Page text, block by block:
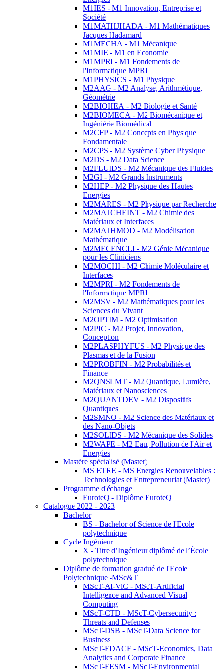
M1IES - M1 Innovation, Entreprise et
Société
M1MATHJHADA - M1 Mathématiques
Jacques Hadamard
M1MECHA - M1 Mécanique
M1MIE - M1 en Economie
M1MPRI - M1 Fondements de
l'Informatique MPRI
M1PHYSICS - M1 Physique
M2AAG - M2 Analyse, Arithmétique,
Géométrie
M2BIOHEA - M2 Biologie et Santé
M2BIOMECA - M2 Biomécanique et
Ingéniérie Biomédical
M2CFP - M2 Concepts en Physique
Fondamentale
M2CPS - M2 Système Cyber Physique
M2DS - M2 Data Science
M2FLUIDS - M2 Mécanique des Fluides
M2GI - M2 Grands Instruments
M2HEP - M2 Physique des Hautes
Energies
M2MARES - M2 Physique par Recherche
M2MATCHEINT - M2 Chimie des
Matériaux et Interfaces
M2MATHMOD - M2 Modélisation
Mathématique
M2MECENCLI - M2 Génie Mécanique
pour les Cliniciens
M2MOCHI - M2 Chimie Moléculaire et
Interfaces
M2MPRI - M2 Fondements de
l'Informatique MPRI
M2MSV - M2 Mathématiques pour les
Sciences du Vivant
M2OPTIM - M2 Optimisation
M2PIC - M2 Projet, Innovation,
Conception
M2PLASPHYFUS - M2 Physique des
Plasmas et de la Fusion
M2PROBFIN - M2 Probabilités et
Finance
M2QNSLMT - M2 Quantique, Lumière,
Matériaux et Nanosciences
M2QUANTDEV - M2 Dispositifs
Quantiques
M2SMNO - M2 Science des Matériaux et
des Nano-Objets
M2SOLIDS - M2 Mécanique des Solides
M2WAPE - M2 Eau, Pollution de l'Air et
Energies
Mastère spécialisé (Master)
MS ETRE - MS Energies Renouvelables :
Technologies et Entrepreneuriat (Master)
Programme d'échange
EuroteQ - Diplôme EuroteQ
Catalogue 2022 - 2023
Bachelor
BS - Bachelor of Science de l'Ecole
polytechnique
Cycle Ingénieur
X - Titre d’Ingénieur diplômé de l’École
polytechnique
Diplôme de formation gradué de l'Ecole
Polytechnique -MSc&T
MScT-AI-ViC - MScT-Artificial
Intelligence and Advanced Visual
Computing
MScT-CTD - MScT-Cybersecurity :
Threats and Defenses
MScT-DSB - MScT-Data Science for
Business
MScT-EDACF - MScT-Economics, Data
Analytics and Corporate Finance
MScT-EESM - MScT-Environmental